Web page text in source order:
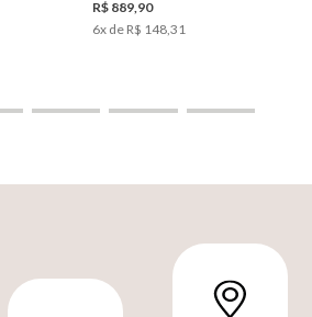
R$ 889 90
6x de R$ 148 31